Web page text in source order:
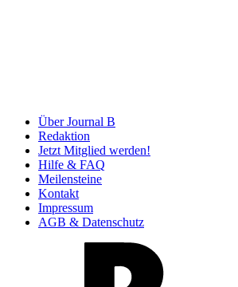
Über Journal B
Redaktion
Jetzt Mitglied werden!
Hilfe & FAQ
Meilensteine
Kontakt
Impressum
AGB & Datenschutz